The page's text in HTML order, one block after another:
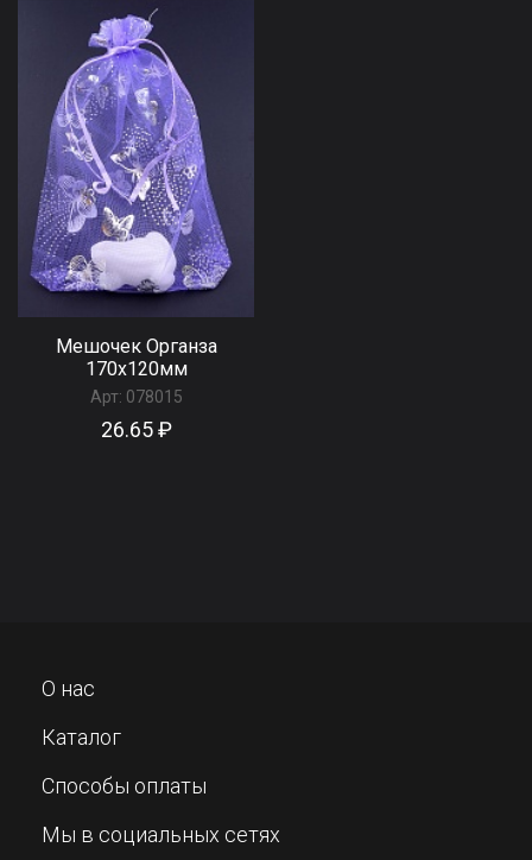
Мешочек Органза
170x120мм
Арт: 078015
26.65 ₽
О нас
Каталог
Способы оплаты
Мы в социальных сетях